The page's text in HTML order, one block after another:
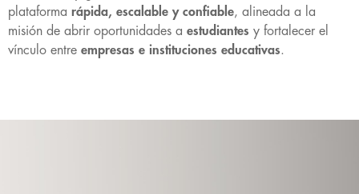
plataforma rápida, escalable y confiable, alineada a la
misión de abrir oportunidades a estudiantes y fortalecer el
vínculo entre empresas e instituciones educativas.